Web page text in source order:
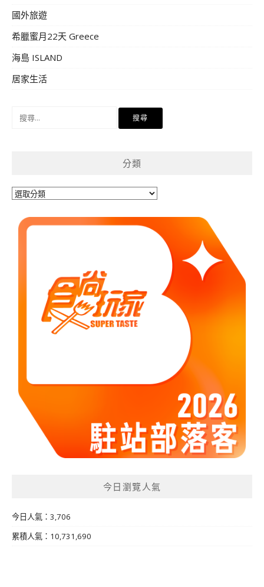
國外旅遊
希臘蜜月22天 Greece
海島 ISLAND
居家生活
分類
分
今日瀏覽人氣
今日人氣：3,706
累積人氣：10,731,690